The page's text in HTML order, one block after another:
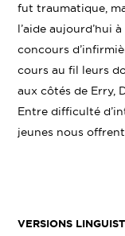
fut traumatique,
l’aide aujourd’hui
concours
cours au fil leurs
aux côtés de Erry,
Entre difficulté
jeunes nous
VERSIONS